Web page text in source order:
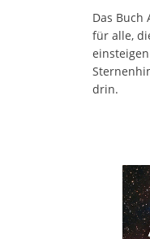
Das Buch
für alle,
drin.